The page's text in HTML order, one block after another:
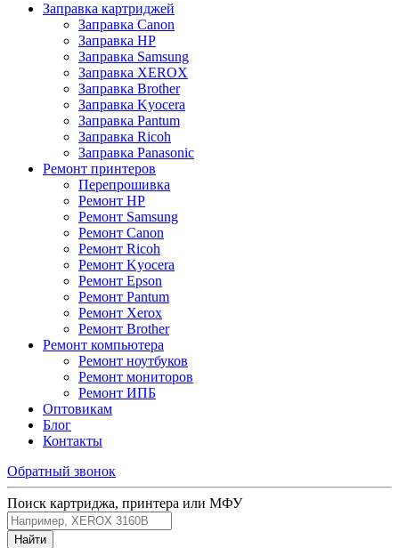
Заправка картриджей
Заправка Canon
Заправка HP
Заправка Samsung
Заправка XEROX
Заправка Brother
Заправка Kyocera
Заправка Pantum
Заправка Ricoh
Заправка Panasonic
Ремонт принтеров
Перепрошивка
Ремонт HP
Ремонт Samsung
Ремонт Canon
Ремонт Ricoh
Ремонт Kyocera
Ремонт Epson
Ремонт Pantum
Ремонт Xerox
Ремонт Brother
Ремонт компьютера
Ремонт ноутбуков
Ремонт мониторов
Ремонт ИПБ
Оптовикам
Блог
Контакты
Обратный звонок
Поиск картриджа, принтера или МФУ